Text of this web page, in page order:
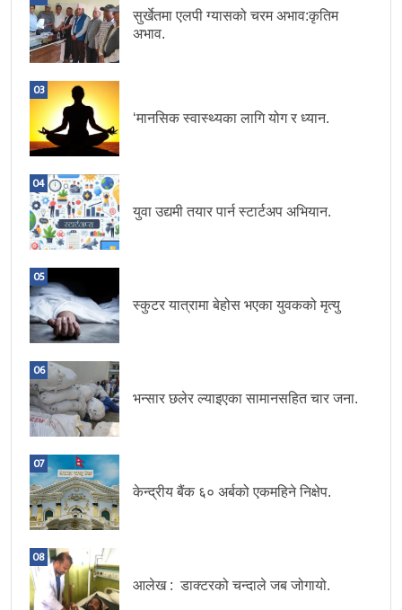
सुर्खेतमा एलपी ग्यासको चरम अभाव:कृतिम
अभाव.
03
‘मानसिक स्वास्थ्यका लागि योग र ध्यान.
04
युवा उद्यमी तयार पार्न स्टार्टअप अभियान.
05
स्कुटर यात्रामा बेहोस भएका युवकको मृत्यु
06
भन्सार छलेर ल्याइएका सामानसहित चार जना.
07
केन्द्रीय बैंक ६० अर्बको एकमहिने निक्षेप.
08
आलेख : डाक्टरको चन्दाले जब जोगायो.